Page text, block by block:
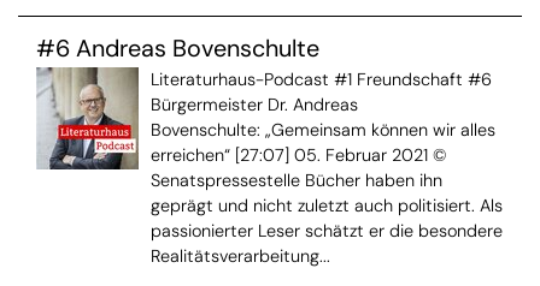
#6 Andreas Bovenschulte
Literaturhaus-Podcast #1 Freundschaft #6
Bürgermeister Dr. Andreas
Bovenschulte: „Gemeinsam können wir alles
erreichen“ [27:07] 05. Februar 2021 ©
Senatspressestelle Bücher haben ihn
geprägt und nicht zuletzt auch politisiert. Als
passionierter Leser schätzt er die besondere
Realitätsverarbeitung...